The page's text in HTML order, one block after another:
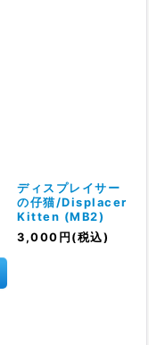
ディスプレイサー
の仔猫/Displacer
Kitten (MB2)
3,000 円 (税込)